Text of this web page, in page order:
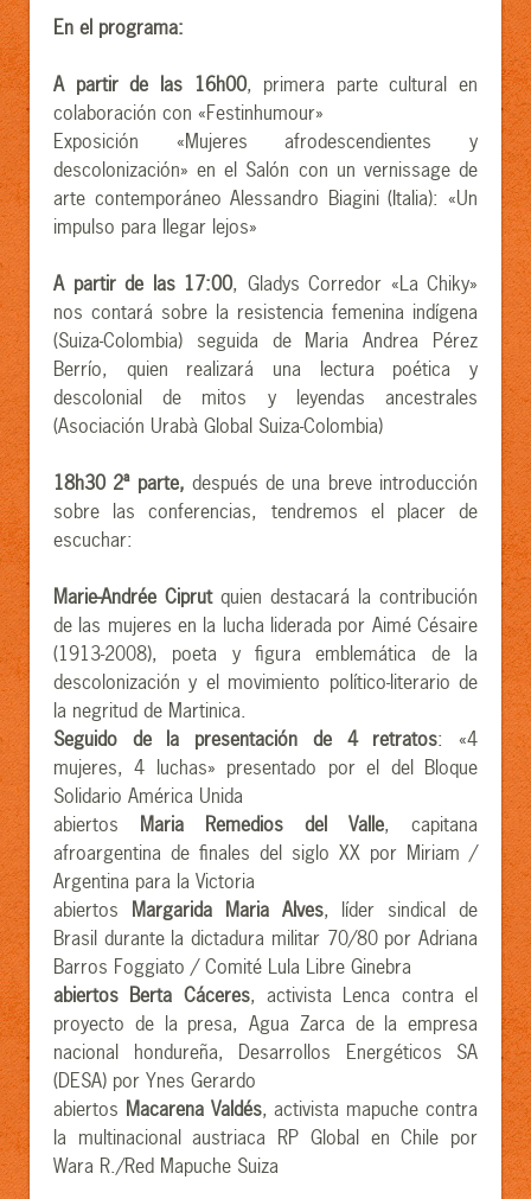
En el programa:
A partir de las 16h00, primera parte cultural en
colaboración con «Festinhumour»
Exposición «Mujeres afrodescendientes y
descolonización» en el Salón con un vernissage de
arte contemporáneo Alessandro Biagini (Italia): «Un
impulso para llegar lejos»
A partir de las 17:00, Gladys Corredor «La Chiky»
nos contará sobre la resistencia femenina indígena
(Suiza-Colombia) seguida de Maria Andrea Pérez
Berrío, quien realizará una lectura poética y
descolonial de mitos y leyendas ancestrales
(Asociación Urabà Global Suiza-Colombia)
18h30 2ª parte, después de una breve introducción
sobre las conferencias, tendremos el placer de
escuchar:
Marie-Andrée Ciprutquien destacará la contribución
de las mujeres en la lucha liderada por Aimé Césaire
(1913-2008), poeta y figura emblemática de la
descolonización y el movimiento político-literario de
la negritud de Martinica.
Seguido de la presentación de 4 retratos: «4
mujeres, 4 luchas» presentado por el del Bloque
Solidario América Unida
abiertos Maria Remedios del Valle, capitana
afroargentina de finales del siglo XX por Miriam /
Argentina para la Victoria
abiertos Margarida Maria Alves, líder sindical de
Brasil durante la dictadura militar 70/80 por Adriana
Barros Foggiato / Comité Lula Libre Ginebra
abiertos Berta Cáceres, activista Lenca contra el
proyecto de la presa, Agua Zarca de la empresa
nacional hondureña, Desarrollos Energéticos SA
(DESA) por Ynes Gerardo
abiertos Macarena Valdés, activista mapuche contra
la multinacional austriaca RP Global en Chile por
Wara R./Red Mapuche Suiza